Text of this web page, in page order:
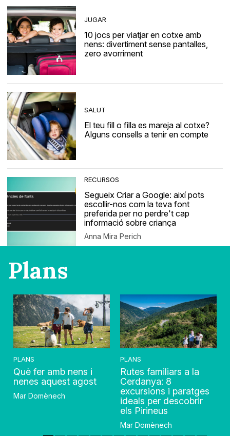
JUGAR
10 jocs per viatjar en cotxe amb
nens: divertiment sense pantalles,
zero avorriment
SALUT
El teu fill o filla es mareja al cotxe?
Alguns consells a tenir en compte
RECURSOS
Segueix Criar a Google: així pots
escollir-nos com la teva font
preferida per no perdre't cap
informació sobre criança
Anna Mira Perich
Plans
PLANS
Què fer amb nens i
nenes aquest agost
Mar Domènech
PLANS
Rutes familiars a la
Cerdanya: 8
excursions i paratges
ideals per descobrir
els Pirineus
Mar Domènech